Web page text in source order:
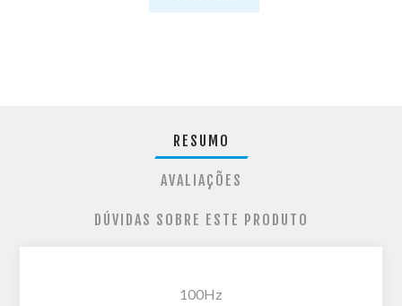
RESUMO
AVALIAÇÕES
DÚVIDAS SOBRE ESTE PRODUTO
100Hz